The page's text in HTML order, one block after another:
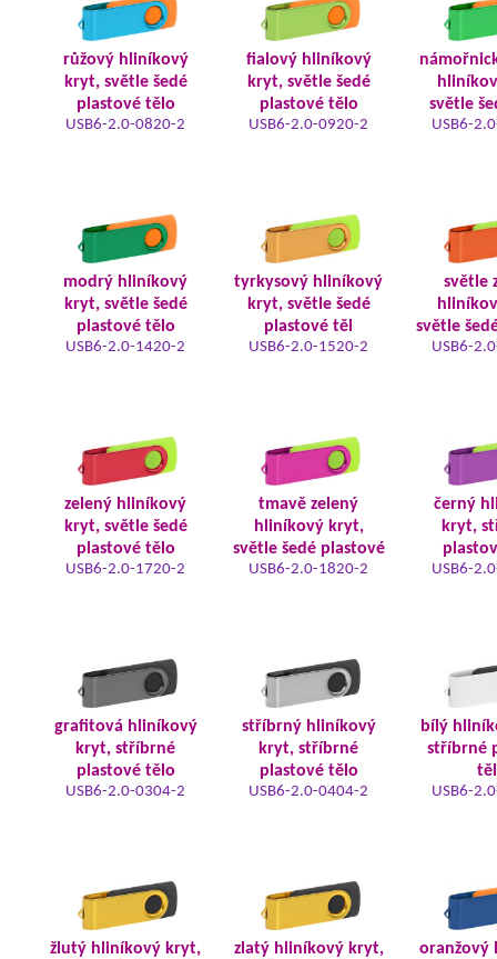
růžový hliníkový
kryt, světle šedé
plastové tělo
USB6-2.0-0820-2
fialový hliníkový
kryt, světle šedé
plastové tělo
USB6-2.0-0920-2
světle
USB6-
modrý hliníkový
kryt, světle šedé
plastové tělo
USB6-2.0-1420-2
tyrkysový hliníkový
kryt, světle šedé
plastové těl
USB6-2.0-1520-2
světle
světle
USB6-
zelený hliníkový
kryt, světle šedé
plastové tělo
USB6-2.0-1720-2
tmavě zelený
hliníkový kryt,
světle šedé plastové
USB6-2.0-1820-2
černý
kryt,
USB6-
grafitová hliníkový
kryt, stříbrné
plastové tělo
USB6-2.0-0304-2
stříbrný hliníkový
kryt, stříbrné
plastové tělo
USB6-2.0-0404-2
bílý
stříbrné
USB6-
žlutý hliníkový kryt,
zlatý hliníkový kryt,
oranžový